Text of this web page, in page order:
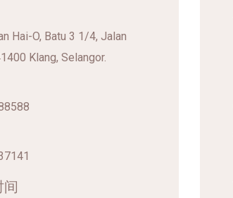
Hai-O, Batu 3 1/4, Jalan
Klang, Selangor.
间